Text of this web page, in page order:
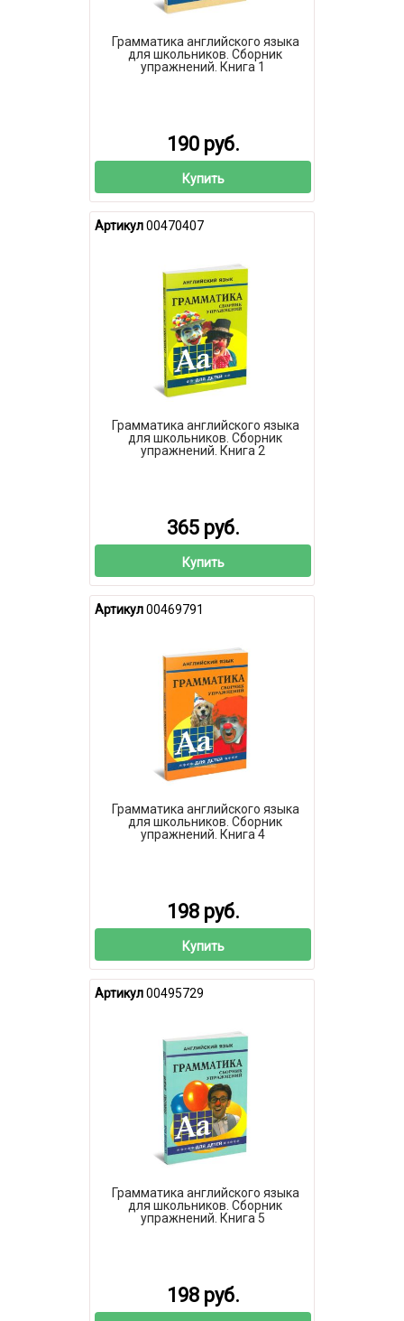
Грамматика английского языка
для школьников. Сборник
упражнений. Книга 1
190 руб.
Купить
Артикул00470407
Грамматика английского языка
для школьников. Сборник
упражнений. Книга 2
365 руб.
Купить
Артикул00469791
Грамматика английского языка
для школьников. Сборник
упражнений. Книга 4
198 руб.
Купить
Артикул00495729
Грамматика английского языка
для школьников. Сборник
упражнений. Книга 5
198 руб.